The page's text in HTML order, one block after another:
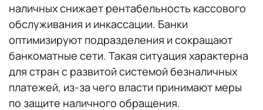
наличных снижает рентабельность кассового
обслуживания и инкассации. Банки
оптимизируют подразделения и сокращают
банкоматные сети. Такая ситуация характерна
для стран с развитой системой безналичных
платежей, из-за чего власти принимают меры
по защите наличного обращения.